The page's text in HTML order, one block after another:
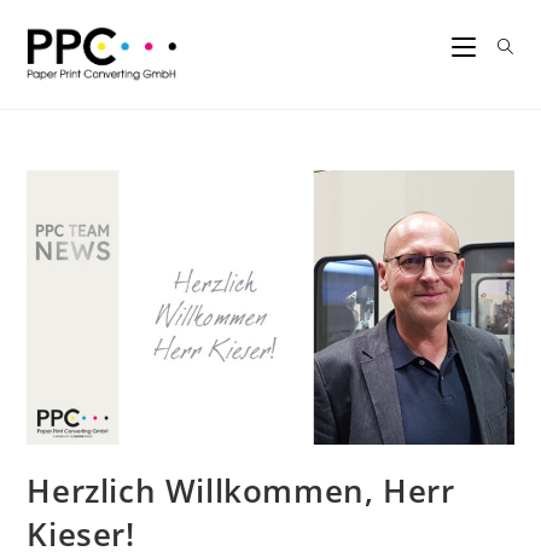
Herzlich Willkommen, Herr
Kieser!